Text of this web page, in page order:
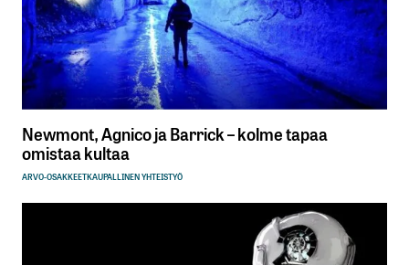
Newmont, Agnico ja Barrick – kolme tapaa
omistaa kultaa
ARVO-OSAKKEETKAUPALLINEN YHTEISTYÖ